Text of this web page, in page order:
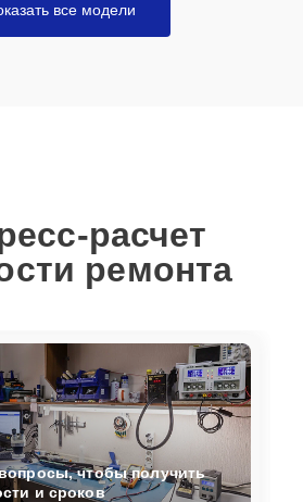
все модели
расчет
ремонта
чтобы получить
и сроков